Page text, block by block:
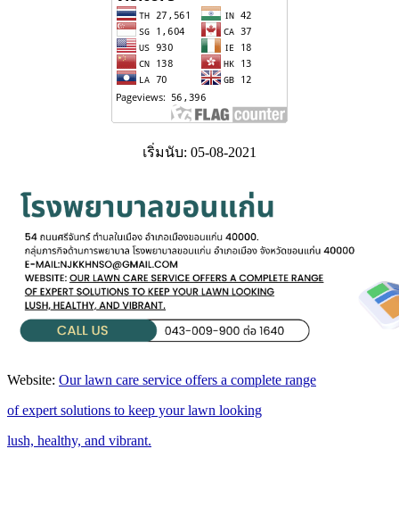
เริ่มนับ: 05-08-2021
Website: Our lawn care service offers a complete range
of expert solutions to keep your lawn looking
lush, healthy, and vibrant.